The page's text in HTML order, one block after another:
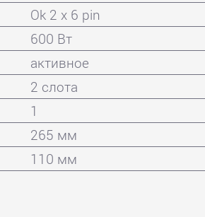
Ok 2 x 6 pin
600 Вт
активное
2 слота
1
265 мм
110 мм